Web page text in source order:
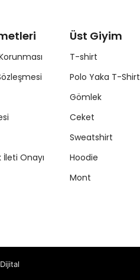
Onayı
Üst Giyim
T-shirt
Polo Yaka T-Shirt
Gömlek
Ceket
Sweatshirt
Hoodie
Mont